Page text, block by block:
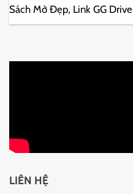
Sách Mở Đẹp, Link GG Drive
LIÊN HỆ